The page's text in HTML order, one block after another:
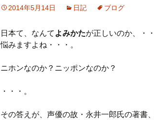
2014年5月14日 日記 ブログ
日本て、なんて よみかたが正しいのか、・
悩みますよね・・・。
ニホンなのか？ニッポンなのか？
・・・。
その答えが、声優の故・永井一郎氏の著書